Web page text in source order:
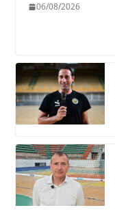
06/08/2026